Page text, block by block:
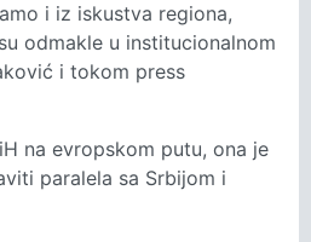
i iz iskustva regiona,
odmakle u institucionalnom
i tokom press
na evropskom putu, ona je
paralela sa Srbijom i